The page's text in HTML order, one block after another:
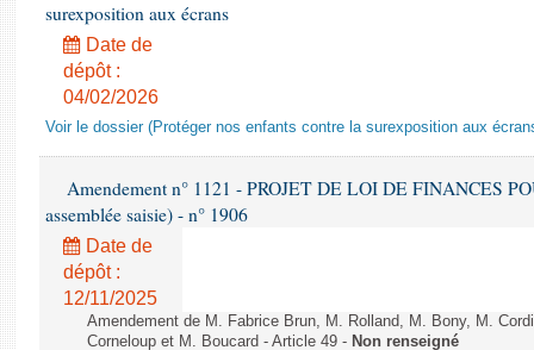
surexposition aux écrans
Date de
dépôt :
04/02/2026
Voir le dossier (Protéger nos enfants contre la surexposition aux
Amendement n° 1121 - PROJET DE LOI DE FINANCES
assemblée saisie) - n° 1906
Date de
dépôt :
12/11/2025
Amendement de M. Fabrice Brun, M. Rolland, M. Bony, M.
Corneloup et M. Boucard - Article 49 - Non renseigné